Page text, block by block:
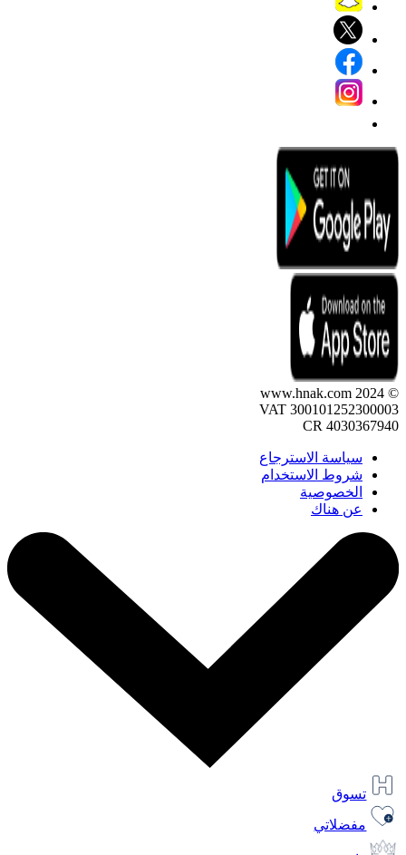
© 2024 www.hnak.com
VAT 300101252300003
CR 4030367940
سياسة الاسترجاع
شروط الاستخدام
الخصوصية
عن هناك
تسوق
مفضلاتي